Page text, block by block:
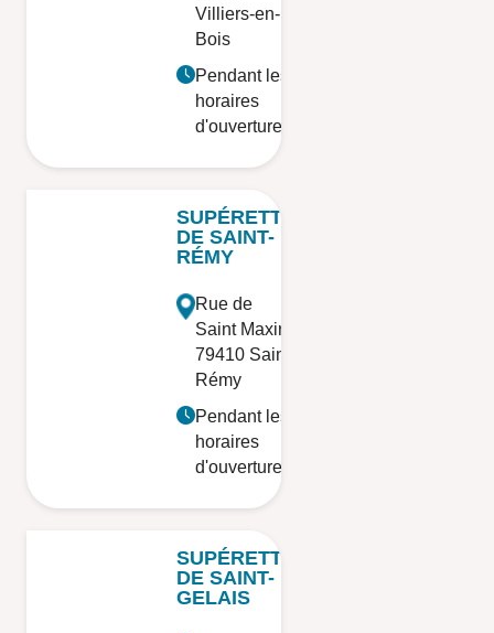
Villiers-en-
Bois
Pendant les
horaires
d'ouverture
SUPÉRETTE
DE SAINT-
RÉMY
Rue de
Saint Maxire
79410 Saint-
Rémy
Pendant les
horaires
d'ouverture
SUPÉRETTE
DE SAINT-
GELAIS